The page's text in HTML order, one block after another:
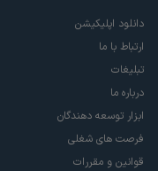
دانلود اپلیکیشن
ارتباط با ما
تبلیغات
درباره ما
ابزار توسعه دهندگان
فرصت های شغلی
قوانین و مقررات